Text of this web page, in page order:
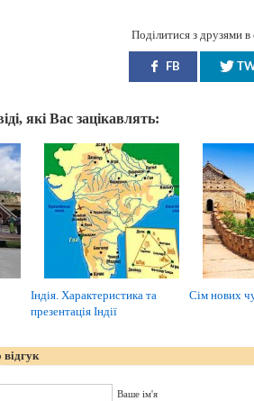
Поділитися з друзями
FB
які Вас зацікавлять:
Індія. Характеристика та
презентація Індії
Сім нових
Ваше ім'я